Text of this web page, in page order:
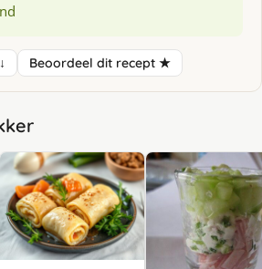
Beoordeel dit recept ★